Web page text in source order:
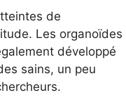
de
Les organoïdes
développé
sains, un peu